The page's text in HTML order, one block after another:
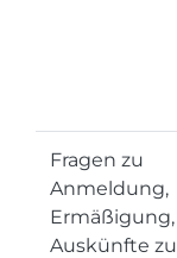
Fragen zu
Anmeldung,
Ermäßigung,
Auskünfte zu